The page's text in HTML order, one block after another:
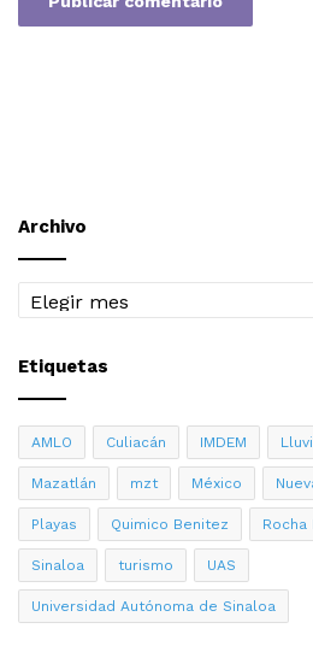
Archivo
Archivo
Etiquetas
AMLO Culiacán IMDEM
Mazatlán mzt México
Playas Quimico Benitez Rocha
Sinaloa turismo UAS
Universidad Autónoma de Sinaloa